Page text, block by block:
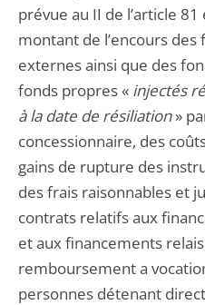
prévue au II de l’article
montant de l’encours
externes ainsi que des
fonds propres « injectés
à la date de résiliation»
concessionnaire, des
gains de rupture des
des frais raisonnables et
contrats relatifs aux
et aux financements
remboursement a
personnes détenant